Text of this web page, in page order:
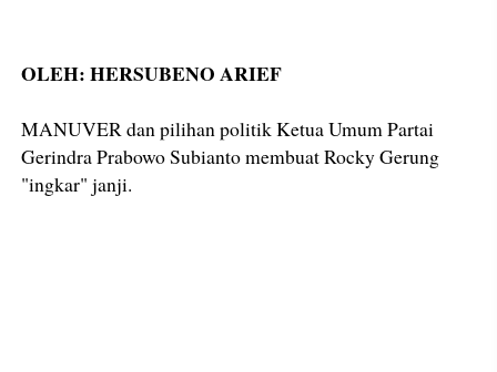
OLEH: HERSUBENO ARIEF
MANUVER dan pilihan politik Ketua Umum Partai
Gerindra Prabowo Subianto membuat Rocky Gerung
"ingkar" janji.